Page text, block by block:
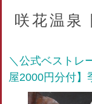
咲花温泉
＼公式ベストレ
屋2000円分付】